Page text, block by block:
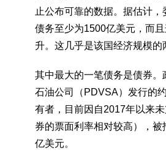
止公布可靠的数据。据估计
债务至少为1500亿美元，而
升。这几乎是该国经济规模的
其中最大的一笔债务是债券。
石油公司（PDVSA）发行的
有者，目前因自2017年以来
券的票面利率相对较高），
亿美元。